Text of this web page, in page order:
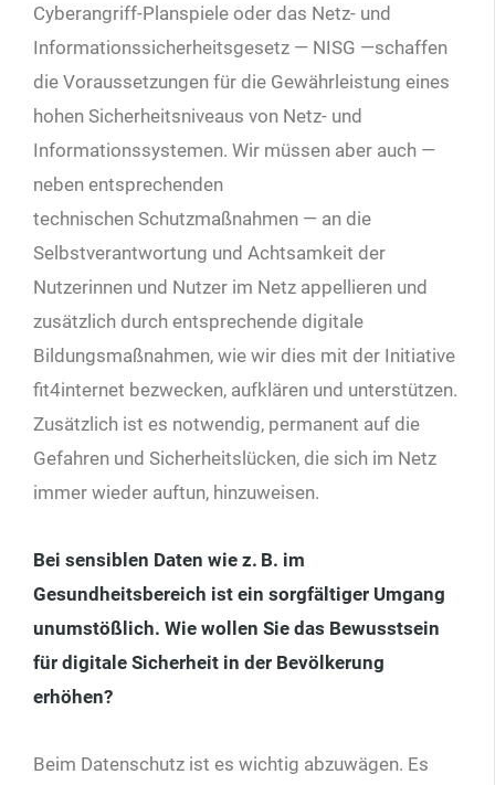
Cyberangriff-Planspiele oder das Netz- und
Informationssicherheitsgesetz — NISG —schaffen
die Voraussetzungen für die Gewährleistung eines
hohen Sicherheitsniveaus von Netz- und
Informationssystemen. Wir müssen aber auch —
neben entsprechenden
technischen Schutzmaßnahmen — an die
Selbstverantwortung und Achtsamkeit der
Nutzerinnen und Nutzer im Netz appellieren und
zusätzlich durch entsprechende digitale
Bildungsmaßnahmen, wie wir dies mit der Initiative
fit4internet bezwecken, aufklären und unterstützen.
Zusätzlich ist es notwendig, permanent auf die
Gefahren und Sicherheitslücken, die sich im Netz
immer wieder auftun, hinzuweisen.
Bei sensiblen Daten wie z. B. im
Gesundheitsbereich ist ein sorgfältiger Umgang
unumstößlich. Wie wollen Sie das Bewusstsein
für digitale Sicherheit in der Bevölkerung
erhöhen?
Beim Datenschutz ist es wichtig abzuwägen. Es